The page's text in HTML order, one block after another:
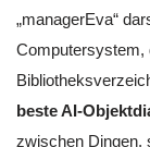
„managerEva“
Computersystem,
beste AI-
zwischen Dingen,